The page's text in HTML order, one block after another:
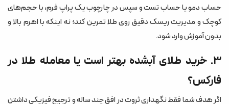
حساب دمو یا حساب تست و سپس در چارچوب یک پراپ فرم، با حجم‌های
کوچک و مدیریت ریسک دقیق روی طلا تمرین کند؛ نه اینکه با اهرم بالا و
بدون آموزش وارد شود.
۳. خرید طلای آبشده بهتر است یا معامله طلا در
فارکس؟
اگر هدف شما فقط نگهداری ثروت در افق چند ساله و ترجیح فیزیکی داشتن